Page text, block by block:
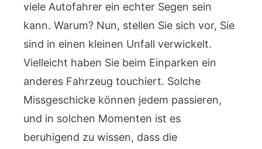
viele Autofahrer ein echter Segen sein
kann. Warum? Nun, stellen Sie sich vor, Sie
sind in einen kleinen Unfall verwickelt.
Vielleicht haben Sie beim Einparken ein
anderes Fahrzeug touchiert. Solche
Missgeschicke können jedem passieren,
und in solchen Momenten ist es
beruhigend zu wissen, dass die